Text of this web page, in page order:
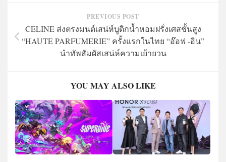
PREVIOUS POST
CELINE ส่งตรงมนต์เสน่ห์บูติกน้ำหอมฝรั่งเศสชั้นสูง
“HAUTE PARFUMERIE” ครั้งแรกในไทย “อ๊อฟ -อิน”
นำทัพสัมผัสเสน่ห์ความเย้ายวน
YOU MAY ALSO LIKE